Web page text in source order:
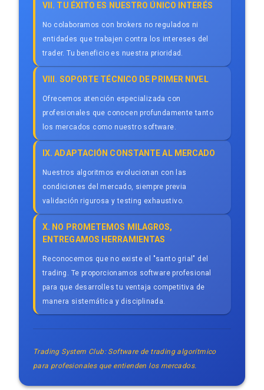
VII. TU ÉXITO ES NUESTRO ÚNICO INTERÉS
No colaboramos con brokers no regulados ni
entidades que trabajen contra los intereses del
trader. Tu beneficio es nuestra prioridad.
VIII. SOPORTE TÉCNICO DE PRIMER NIVEL
Ofrecemos atención especializada con
profesionales que conocen profundamente tanto
los mercados como nuestro software.
IX. ADAPTACIÓN CONSTANTE AL MERCADO
Nuestros algoritmos evolucionan con las
condiciones del mercado, siempre previa
validación rigurosa y testing exhaustivo.
X. NO PROMETEMOS MILAGROS,
ENTREGAMOS HERRAMIENTAS
Reconocemos que no existe el "santo grial" del
trading. Te proporcionamos software profesional
para que desarrolles tu ventaja competitiva de
manera sistemática y disciplinada.
Trading System Club: Software de trading algorítmico
para profesionales que entienden los mercados.